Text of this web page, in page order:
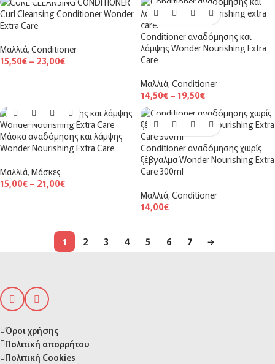
Curl Cleansing Conditioner Wonder
Extra Care
Μαλλιά, Conditioner
15,50€ – 23,00€
Conditioner αναδόμησης και
λάμψης Wonder Nourishing Extra
Care
Μαλλιά, Conditioner
14,50€ – 19,50€
Μάσκα αναδόμησης και λάμψης
Wonder Nourishing Extra Care
Μαλλιά, Μάσκες
15,00€ – 21,00€
Conditioner αναδόμησης χωρίς
ξέβγαλμα Wonder Nourishing Extra
Care 300ml
Μαλλιά, Conditioner
14,00€
1 2 3 4 5 6 7 →
Όροι χρήσης
Πολιτική απορρήτου
Πολιτική Cookies